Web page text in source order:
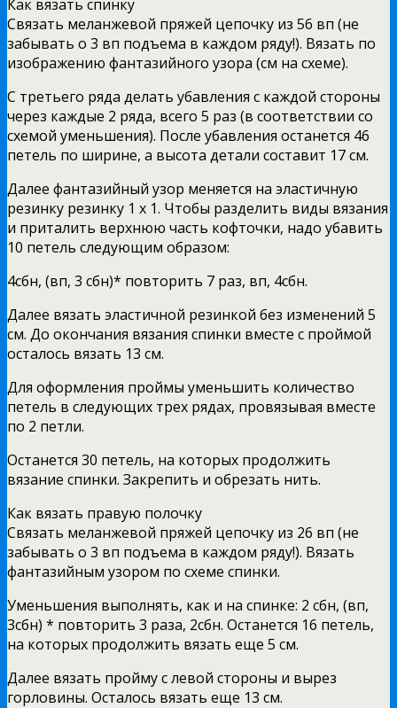
Как вязать спинку
Связать меланжевой пряжей цепочку из 56 вп (не
забывать о 3 вп подъема в каждом ряду!). Вязать по
изображению фантазийного узора (см на схеме).
С третьего ряда делать убавления с каждой стороны
через каждые 2 ряда, всего 5 раз (в соответствии со
схемой уменьшения). После убавления останется 46
петель по ширине, а высота детали составит 17 см.
Далее фантазийный узор меняется на эластичную
резинку резинку 1 x 1. Чтобы разделить виды вязания
и приталить верхнюю часть кофточки, надо убавить
10 петель следующим образом:
4сбн, (вп, 3 сбн)* повторить 7 раз, вп, 4сбн.
Далее вязать эластичной резинкой без изменений 5
см. До окончания вязания спинки вместе с проймой
осталось вязать 13 см.
Для оформления проймы уменьшить количество
петель в следующих трех рядах, провязывая вместе
по 2 петли.
Останется 30 петель, на которых продолжить
вязание спинки. Закрепить и обрезать нить.
Как вязать правую полочку
Связать меланжевой пряжей цепочку из 26 вп (не
забывать о 3 вп подъема в каждом ряду!). Вязать
фантазийным узором по схеме спинки.
Уменьшения выполнять, как и на спинке: 2 сбн, (вп,
3сбн) * повторить 3 раза, 2сбн. Останется 16 петель,
на которых продолжить вязать еще 5 см.
Далее вязать пройму с левой стороны и вырез
горловины. Осталось вязать еще 13 см.